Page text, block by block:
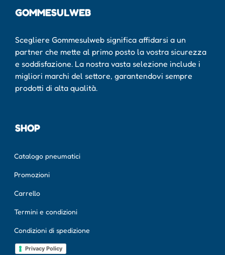
GOMMESULWEB
Scegliere Gommesulweb significa affidarsi a un
partner che mette al primo posto la vostra sicurezza
e soddisfazione. La nostra vasta selezione include i
migliori marchi del settore, garantendovi sempre
prodotti di alta qualità.
SHOP
Catalogo pneumatici
Promozioni
Carrello
Termini e condizioni
Condizioni di spedizione
Privacy Policy